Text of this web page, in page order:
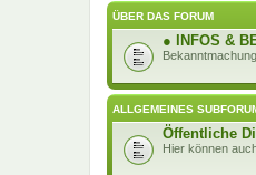
ÜBER DAS FORUM
● INFOS &
ALLGEMEINES
Öffentliche
Hier können